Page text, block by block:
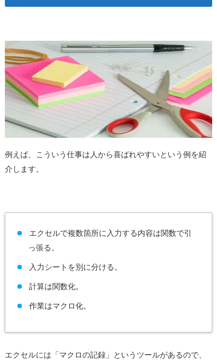
例えば、こういう仕事は人から喜ばれやすいという例を紹
介します。
エクセルで複数箇所に入力する内容は関数で引
っ張る。
入力シートを別に分ける。
計算は関数化。
作業はマクロ化。
エクセルには「マクロの記録」というツールがあるので、